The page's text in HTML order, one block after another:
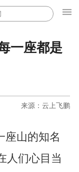
一座都是
来源：云上飞鹏
座山的知名
人们心目当